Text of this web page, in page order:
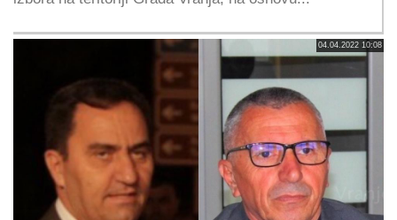
04.04.2022 10:08